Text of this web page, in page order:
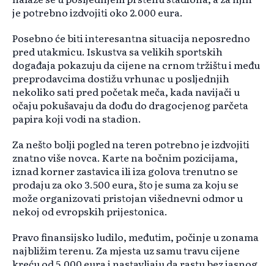
je potrebno izdvojiti oko 2.000 eura.
Posebno će biti interesantna situacija neposredno
pred utakmicu. Iskustva sa velikih sportskih
događaja pokazuju da cijene na crnom tržištu i među
preprodavcima dostižu vrhunac u posljednjih
nekoliko sati pred početak meča, kada navijači u
očaju pokušavaju da dođu do dragocjenog parčeta
papira koji vodi na stadion.
Za nešto bolji pogled na teren potrebno je izdvojiti
znatno više novca. Karte na bočnim pozicijama,
iznad korner zastavica ili iza golova trenutno se
prodaju za oko 3.500 eura, što je suma za koju se
može organizovati pristojan višednevni odmor u
nekoj od evropskih prijestonica.
Pravo finansijsko ludilo, međutim, počinje u zonama
najbližim terenu. Za mjesta uz samu travu cijene